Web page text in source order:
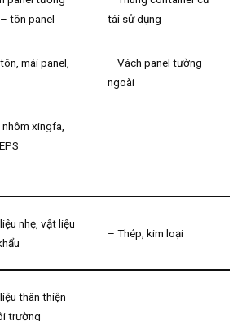
tôn panel
mái panel,
nhôm xingfa,
tái sử dụng
– Vách panel tường
ngoài
nhẹ, vật liệu
– Thép, kim loại
thân thiện
trường